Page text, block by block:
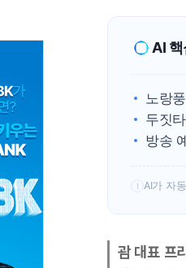
AI
노랑
두짓
방송
! AI가 자
괌 대표 프